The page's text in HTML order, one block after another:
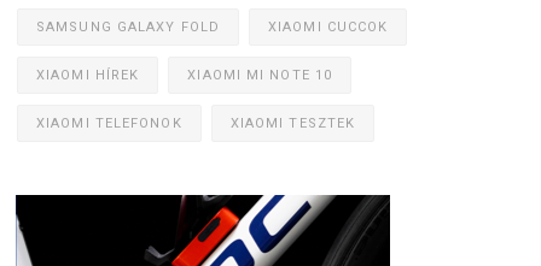
SAMSUNG GALAXY FOLD XIAOMI CUCCOK
XIAOMI HÍREK XIAOMI MI NOTE 10
XIAOMI TELEFONOK XIAOMI TESZTEK